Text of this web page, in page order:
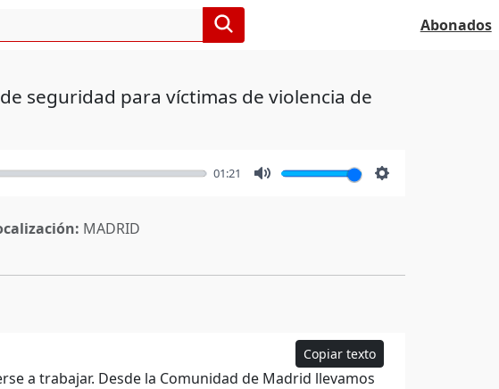
Abonados
seguridad para víctimas de violencia de
01:21
MADRID
Copiar texto
a trabajar. Desde la Comunidad de Madrid llevamos